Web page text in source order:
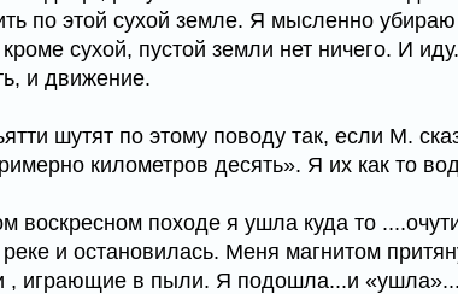
по этой сухой земле. Я мысленно убираю
сухой, пустой земли нет ничего. И
и движение.
шутят по этому поводу так, если М.
километров десять». Я их как то
воскресном походе я ушла куда то
реке и остановилась. Меня магнитом
, играющие в пыли. Я подошла...и